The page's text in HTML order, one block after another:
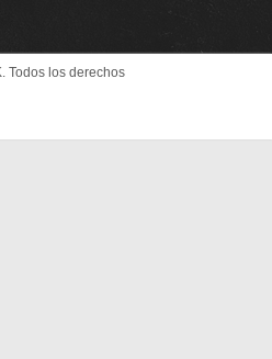
Todos los derechos